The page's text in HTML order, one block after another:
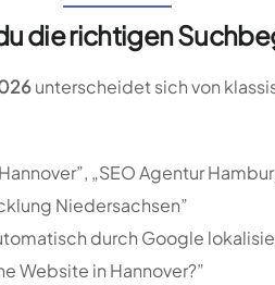
die richtigen
unterscheidet sich von
„SEO Agentur
Niedersachsen”
durch Google
Website in Hannover?”